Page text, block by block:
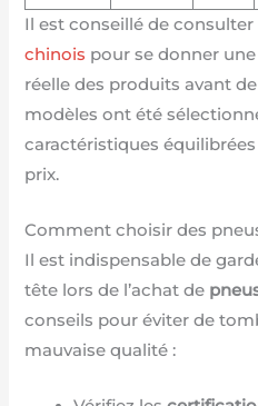
Il est conseillé de
chinois pour se donner
réelle des produits avant
modèles ont été
caractéristiques
prix.
Comment choisir des
Il est indispensable de
tête lors de l’achat de
conseils pour éviter de
mauvaise qualité :